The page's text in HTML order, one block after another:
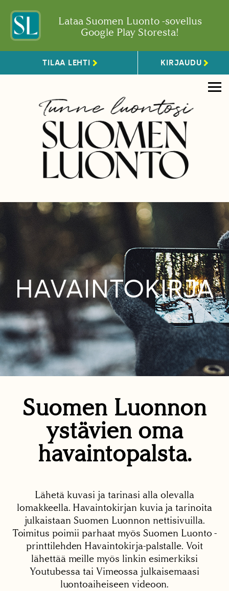
Lataa Suomen Luonto -sovellus
Google Play Storesta!
TILAA LEHTI KIRJAUDU
HAVAINTOKIRJA
Suomen Luonnon
ystävien oma
havaintopalsta.
Lähetä kuvasi ja tarinasi alla olevalla
lomakkeella. Havaintokirjan kuvia ja tarinoita
julkaistaan Suomen Luonnon nettisivuilla.
Toimitus poimii parhaat myös Suomen Luonto -
printtilehden Havaintokirja-palstalle. Voit
lähettää meille myös linkin esimerkiksi
Youtubessa tai Vimeossa julkaisemaasi
luontoaiheiseen videoon.